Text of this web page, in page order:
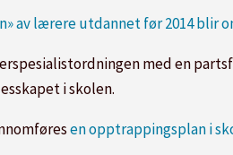
av lærere utdannet før 2014 blir
med en
i skolen.
en opptrappingsplan i